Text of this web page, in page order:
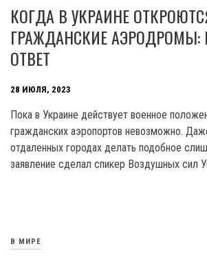
КОГДА В УКРАИНЕ
ГРАЖДАНСКИЕ АЭРОДРОМЫ:
ОТВЕТ
28 ИЮЛЯ, 2023
Пока в Украине действует военное
гражданских аэропортов невозможно.
отдаленных городах делать подобное
заявление сделал спикер Воздушных сил
В МИРЕ